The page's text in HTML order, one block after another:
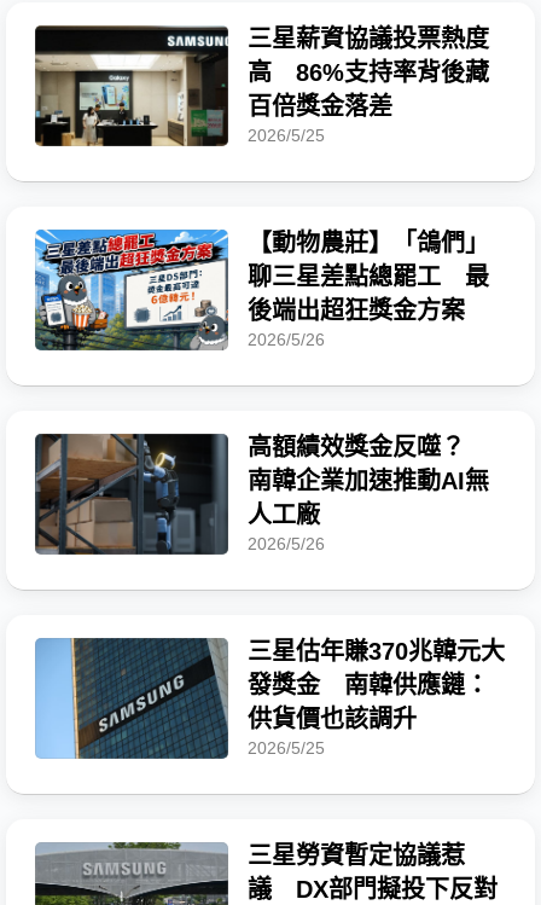
三星薪資協議投票熱度
高 86%支持率背後藏
百倍獎金落差
2026/5/25
【動物農莊】「鴿們」
聊三星差點總罷工 最
後端出超狂獎金方案
2026/5/26
高額績效獎金反噬？
南韓企業加速推動AI無
人工廠
2026/5/26
三星估年賺370兆韓元大
發獎金 南韓供應鏈：
供貨價也該調升
2026/5/25
三星勞資暫定協議惹
議 DX部門擬投下反對